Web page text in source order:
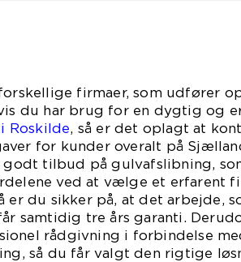
firmaer, som udfører
du har brug for en dygtig og
Roskilde, så er det oplagt at
for kunder overalt på
tilbud på gulvafslibning,
ved at vælge et erfarent
er du sikker på, at det arbejde,
samtidig tre års garanti.
rådgivning i forbindelse
så du får valgt den rigtige